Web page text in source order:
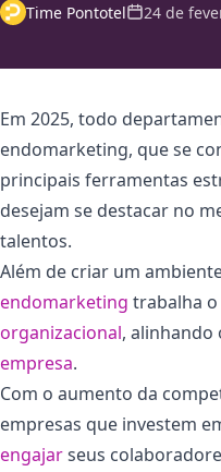
Time Pontotel 24 de
Em 2025, todo
endomarketing, que se
principais ferramentas
desejam se destacar no
talentos.
Além de criar um
endomarketing trabalha
organizacional, alinhando
empresa.
Com o aumento da
empresas que investem
engajarseus